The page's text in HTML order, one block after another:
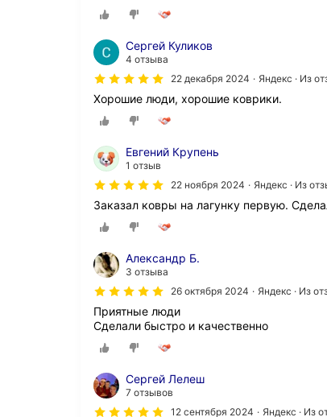
Сергей Куликов
4 отзыва
22 декабря 2024
Яндекс · Из
Хорошие люди, хорошие коврики.
Евгений Крупень
1 отзыв
22 ноября 2024
Яндекс · Из
Заказал ковры на лагунку первую.
Александр Б.
3 отзыва
26 октября 2024
Яндекс · Из
Приятные люди
Сделали быстро и качественно
Сергей Лелеш
7 отзывов
12 сентября 2024
Яндекс · Из